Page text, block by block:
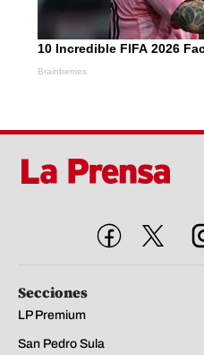
Secciones
LP Premium
San Pedro Sula